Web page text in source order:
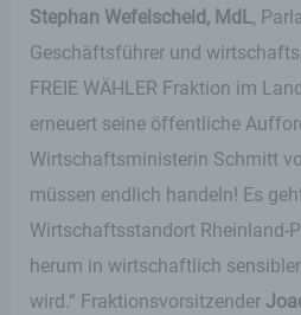
Stephan Wefelscheid, MdL,
Geschäftsführer und
FREIE WÄHLER Fraktion im
erneuert seine öffentliche
Wirtschaftsministerin Schmitt
müssen endlich handeln! Es
Wirtschaftsstandort Rheinland-
herum in wirtschaftlich
wird.“ Fraktionsvorsitzender